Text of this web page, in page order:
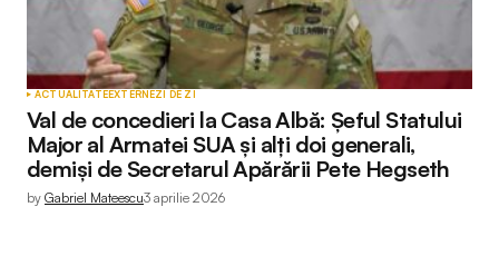
ACTUALITATEEXTERNEZI DE ZI
Val de concedieri la Casa Albă: Șeful Statului
Major al Armatei SUA și alți doi generali,
demiși de Secretarul Apărării Pete Hegseth
by Gabriel Mateescu3 aprilie 2026